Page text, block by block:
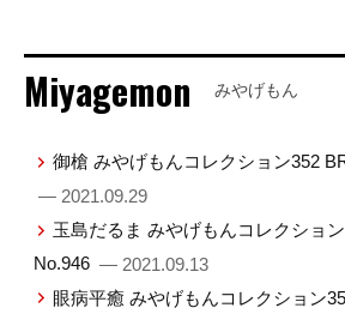
Miyagemon みやげもん
御槍 みやげもんコレクション352
— 2021.09.29
玉島だるま みやげもんコレクショ
No.946 — 2021.09.13
眼病平癒 みやげもんコレクション